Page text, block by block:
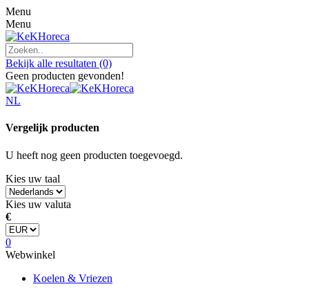
Menu
Menu
Bekijk alle resultaten (0)
Geen producten gevonden!
NL
Vergelijk producten
U heeft nog geen producten toegevoegd.
Kies uw taal
Kies uw valuta
€
0
Webwinkel
Koelen & Vriezen